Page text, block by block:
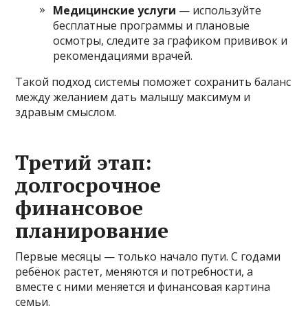
Медицинские услуги — используйте
бесплатные программы и плановые
осмотры, следите за графиком прививок и
рекомендациями врачей.
Такой подход системы поможет сохранить баланс
между желанием дать малышу максимум и
здравым смыслом.
Третий этап:
долгосрочное
финансовое
планирование
Первые месяцы — только начало пути. С годами
ребёнок растет, меняются и потребности, а
вместе с ними меняется и финансовая картина
семьи.